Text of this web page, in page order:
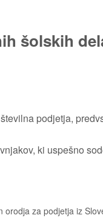
šolskih
podjetja,
ki uspešno
za podjetja iz